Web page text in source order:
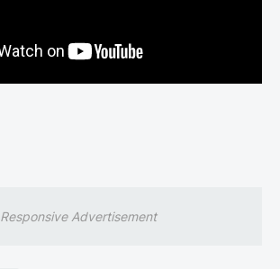
Responsive Advertisement